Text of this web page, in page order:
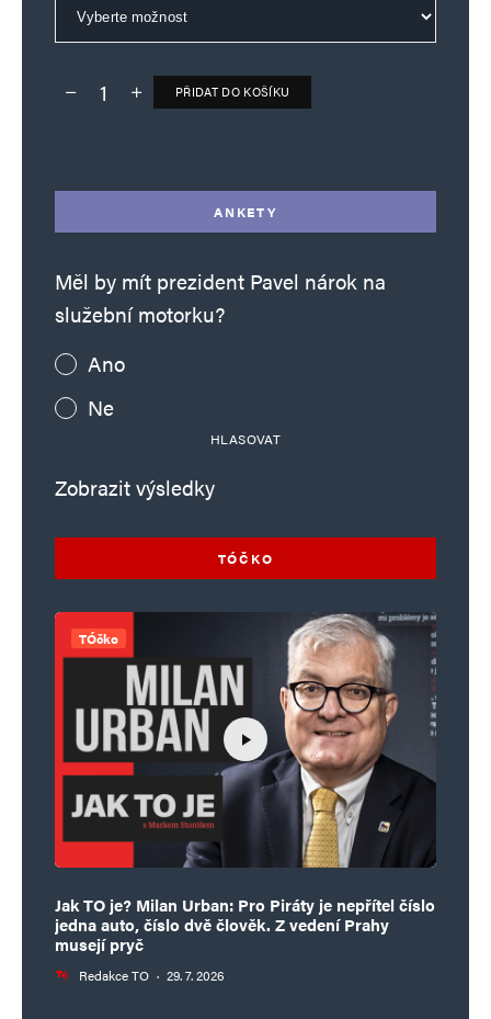
Deník TO – verze bez reklam množství
PŘIDAT DO KOŠÍKU
ANKETY
Měl by mít prezident Pavel nárok na
služební motorku?
Ano
Ne
HLASOVAT
Zobrazit výsledky
TÓČKO
TÓčko
Jak TO je? Milan Urban: Pro Piráty je nepřítel číslo
jedna auto, číslo dvě člověk. Z vedení Prahy
musejí pryč
Redakce TO · 29. 7. 2026